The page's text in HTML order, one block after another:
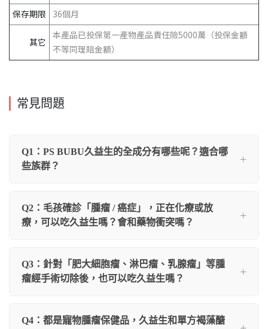
保存期限
36個月
其它
本產品已投保第一產物產品責任險5000萬（投保金額
不等同理賠金額）
常見問題
Q1：PS BUBU久益生的全成分有哪些呢？適合哪
些族群？
Q2：毛孩確診「腫瘤 / 癌症」，正在化療或放
療，可以吃久益生嗎？會和藥物衝突嗎？
Q3：針對「肥大細胞瘤、淋巴瘤、乳腺瘤」等腫
瘤經手術切除後，也可以吃久益生嗎？
Q4：都是寵物腫瘤保健品，久益生和單方褐藻醣